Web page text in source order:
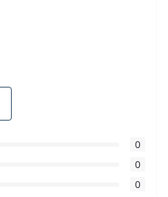
0
0
0